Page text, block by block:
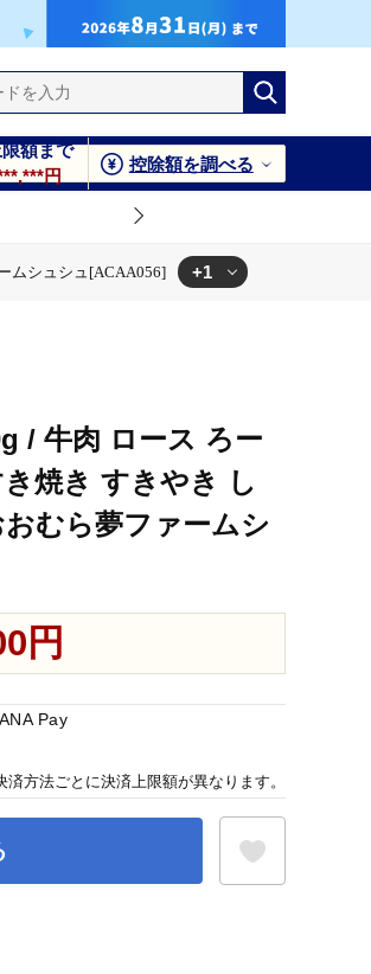
額まで
円
控除額を調べる
ムシュシュ[ACAA056] +1
/ 牛肉 ロース ろー
焼き すきやき し
むら夢ファームシ
円
ANA Pay
済方法ごとに決済上限額が異なります。